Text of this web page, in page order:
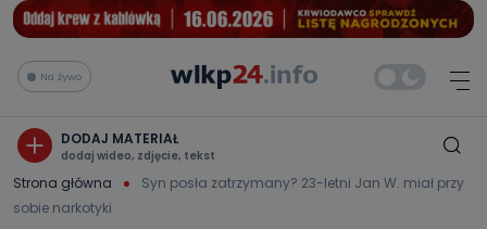
Na żywo
DODAJ MATERIAŁ
dodaj wideo, zdjęcie, tekst
Strona główna
Syn posła zatrzymany? 23-letni Jan W. miał przy
sobie narkotyki